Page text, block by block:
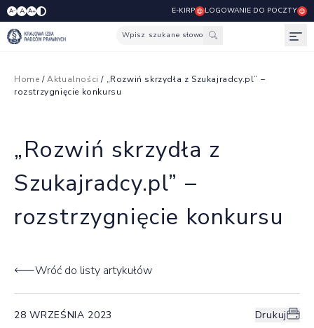
A- A A+ E-KIRP LOGOWANIE DO POCZTY
Wpisz szukane słowo
Home /Aktualności / „Rozwiń skrzydła z Szukajradcy.pl” –
rozstrzygnięcie konkursu
„Rozwiń skrzydła z
Szukajradcy.pl” –
rozstrzygnięcie konkursu
Wróć do listy artykułów
28 WRZEŚNIA 2023 Drukuj